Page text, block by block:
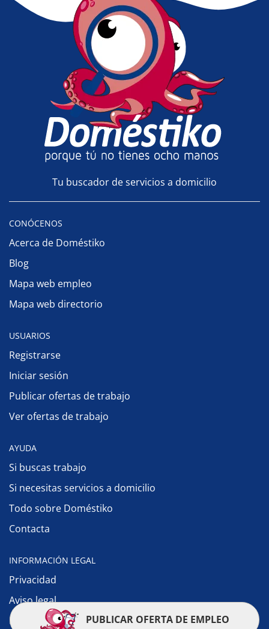
Tu buscador de servicios a domicilio
CONÓCENOS
Acerca de Doméstiko
Blog
Mapa web empleo
Mapa web directorio
USUARIOS
Registrarse
Iniciar sesión
Publicar ofertas de trabajo
Ver ofertas de trabajo
AYUDA
Si buscas trabajo
Si necesitas servicios a domicilio
Todo sobre Doméstiko
Contacta
INFORMACIÓN LEGAL
Privacidad
Aviso legal
Política de cookiesPUBLICAR OFERTA DE EMPLEO